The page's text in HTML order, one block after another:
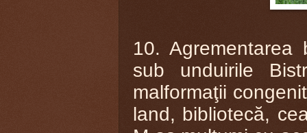
10. Agrementarea
sub unduirile
malformaţii
land, bibliotecă,